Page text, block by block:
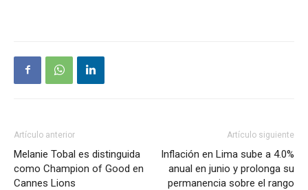
Artículo anterior
Melanie Tobal es distinguida
como Champion of Good en
Cannes Lions
Artículo siguiente
Inflación en Lima sube a 4.0%
anual en junio y prolonga su
permanencia sobre el rango